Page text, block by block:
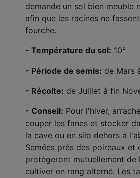
demande un sol bien meuble
afin que les racines ne
fourche.
- Température du sol: 10°
- Période de semis: de Mars
- Récolte: de Juillet à fin
- Conseil: Pour l'hiver,
couper les fanes et stocker
la cave ou en silo dehors à
Semées près des poireaux et
protègeront mutuellement de
cultiver en rang alterné. Les